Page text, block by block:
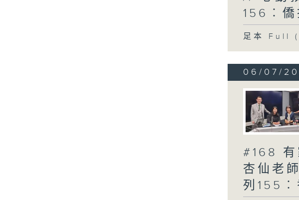
156︰僑
足本 Full
06/07/
#168 有
杏仙老
列